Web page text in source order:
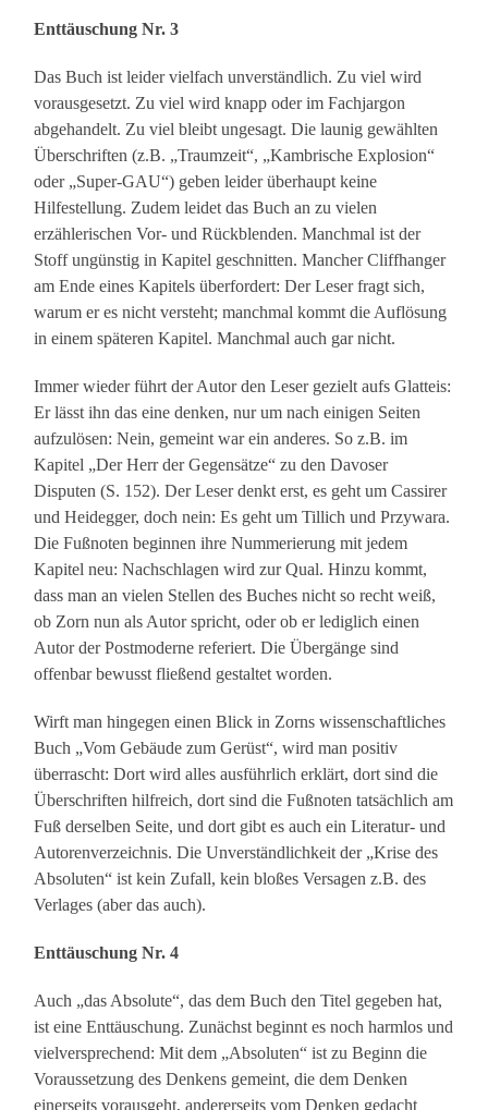
Enttäuschung Nr. 3
Das Buch ist leider vielfach unverständlich. Zu viel wird
vorausgesetzt. Zu viel wird knapp oder im Fachjargon
abgehandelt. Zu viel bleibt ungesagt. Die launig gewählten
Überschriften (z.B. „Traumzeit“, „Kambrische Explosion“
oder „Super-GAU“) geben leider überhaupt keine
Hilfestellung. Zudem leidet das Buch an zu vielen
erzählerischen Vor- und Rückblenden. Manchmal ist der
Stoff ungünstig in Kapitel geschnitten. Mancher Cliffhanger
am Ende eines Kapitels überfordert: Der Leser fragt sich,
warum er es nicht versteht; manchmal kommt die Auflösung
in einem späteren Kapitel. Manchmal auch gar nicht.
Immer wieder führt der Autor den Leser gezielt aufs Glatteis:
Er lässt ihn das eine denken, nur um nach einigen Seiten
aufzulösen: Nein, gemeint war ein anderes. So z.B. im
Kapitel „Der Herr der Gegensätze“ zu den Davoser
Disputen (S. 152). Der Leser denkt erst, es geht um Cassirer
und Heidegger, doch nein: Es geht um Tillich und Przywara.
Die Fußnoten beginnen ihre Nummerierung mit jedem
Kapitel neu: Nachschlagen wird zur Qual. Hinzu kommt,
dass man an vielen Stellen des Buches nicht so recht weiß,
ob Zorn nun als Autor spricht, oder ob er lediglich einen
Autor der Postmoderne referiert. Die Übergänge sind
offenbar bewusst fließend gestaltet worden.
Wirft man hingegen einen Blick in Zorns wissenschaftliches
Buch „Vom Gebäude zum Gerüst“, wird man positiv
überrascht: Dort wird alles ausführlich erklärt, dort sind die
Überschriften hilfreich, dort sind die Fußnoten tatsächlich am
Fuß derselben Seite, und dort gibt es auch ein Literatur- und
Autorenverzeichnis. Die Unverständlichkeit der „Krise des
Absoluten“ ist kein Zufall, kein bloßes Versagen z.B. des
Verlages (aber das auch).
Enttäuschung Nr. 4
Auch „das Absolute“, das dem Buch den Titel gegeben hat,
ist eine Enttäuschung. Zunächst beginnt es noch harmlos und
vielversprechend: Mit dem „Absoluten“ ist zu Beginn die
Voraussetzung des Denkens gemeint, die dem Denken
einerseits vorausgeht, andererseits vom Denken gedacht